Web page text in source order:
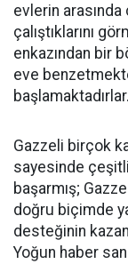
evlerin arasında
çalıştıklarını
enkazından bir
eve
başlamaktadırlar.
Gazzeli birçok
sayesinde çeşitli
başarmış;
doğru biçimde
desteğinin
Yoğun haber